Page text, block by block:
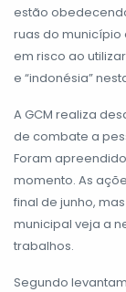
estão
ruas do
em risco ao
e “indonésia”
A GCM realiza
de combate a
Foram
momento. As
final de junho,
municipal veja a
trabalhos.
Segundo